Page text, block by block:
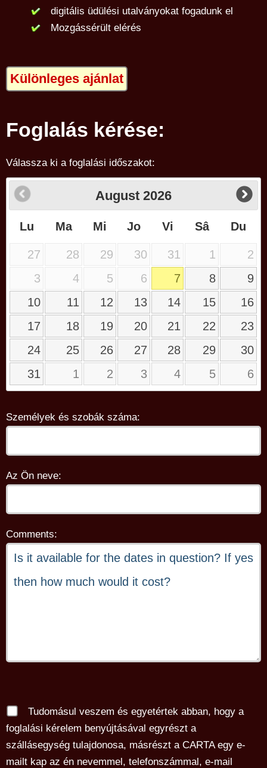
digitális üdülési utalványokat fogadunk el
Mozgássérült elérés
Különleges ajánlat
Foglalás kérése:
Válassza ki a foglalási időszakot:
August 2026
Lu Ma Mi Jo Vi Sâ Du
27 28 29 30 31 1
2
3
4 5 6 7 8
9
10
11 12 13 14 15
16
17
18 19 20 21 22
23
24
25 26 27 28 29
30
31
1 2 3 4 5 6
Személyek és szobák száma:
Az Ön neve:
Comments:
Tudomásul veszem és egyetértek abban, hogy a
foglalási kérelem benyújtásával egyrészt a
szállásegység tulajdonosa, másrészt a CARTA egy e-
mailt kap az én nevemmel, telefonszámmal, e-mail